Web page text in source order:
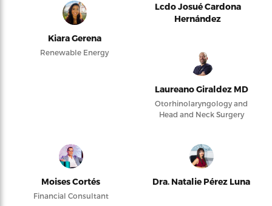
Kiara Gerena
Renewable Energy
Lcdo Josué Cardona
Hernández
Laureano Giraldez MD
Otorhinolaryngology and
Head and Neck Surgery
Moises Cortés
Financial Consultant
Dra. Natalie Pérez Luna